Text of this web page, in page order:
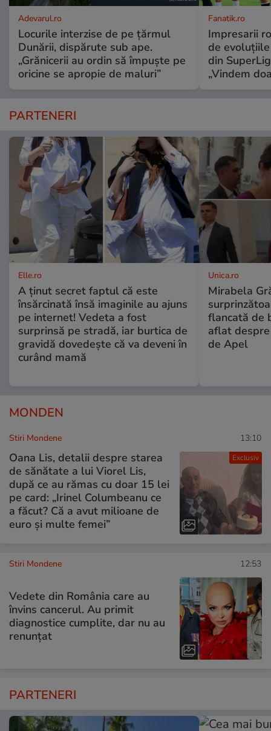
Adevarul.ro
Locurile interzise de pe țărmul
Dunării, dispărute sub ape.
„Grănicerii au ordin să împuște pe
oricine se apropie de maluri”
Fanatik.ro
Impresarii
de
din
„Vindem
PARTENERI
Elle.ro
A ținut secret faptul că este
însărcinată însă imaginile au ajuns
pe internet! Vedeta a fost
surprinsă pe stradă, iar burtica de
gravidă dovedește că va deveni în
curând mamă
Unica.ro
Mirabela
flancată de
aflat
de Apel
MONDEN
Exclusiv
Stiri Mondene 13:10
Oana Lis, detalii despre starea
de sănătate a lui Viorel Lis,
după ce au rămas cu doar 15 lei
pe card: „Irinel Columbeanu ce
a făcut? Că a avut milioane de
euro și multe femei”
Stiri Mondene 12:53
Vedete din România care au
învins cancerul. Au primit
diagnostice cumplite, dar nu au
renunțat
PARTENERI